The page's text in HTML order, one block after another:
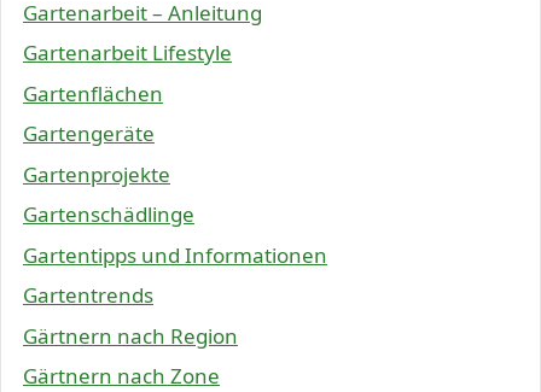
Gartenarbeit – Anleitung
Gartenarbeit Lifestyle
Gartenflächen
Gartengeräte
Gartenprojekte
Gartenschädlinge
Gartentipps und Informationen
Gartentrends
Gärtnern nach Region
Gärtnern nach Zone